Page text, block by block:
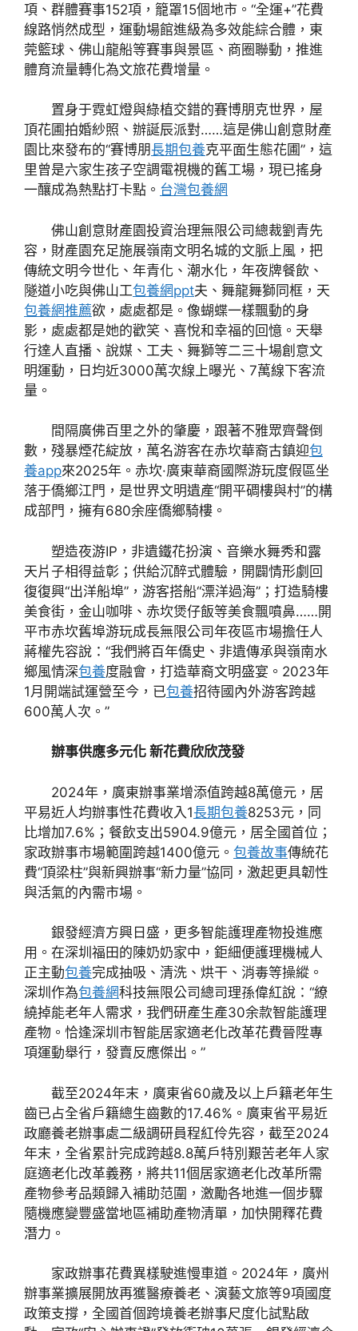
項、群體賽事152項，籠罩15個地市。“全運+”花費
線路悄然成型，運動場館進級為多效能綜合體，東
莞籃球、佛山龍船等賽事與景區、商圈聯動，推進
體育流量轉化為文旅花費增量。
置身于霓虹燈與綠植交錯的賽博朋克世界，屋
頂花圃拍婚紗照、辦誕辰派對……這是佛山創意財產
園比來發布的“賽博朋長期包養克平面生態花圃”，這
里曾是六家生孩子空調電視機的舊工場，現已搖身
一釀成為熱點打卡點。 台灣包養網
佛山創意財產園投資治理無限公司總裁劉青先
容，財產園充足施展嶺南文明名城的文脈上風，把
傳統文明今世化、年青化、潮水化，年夜牌餐飲、
隧道小吃與佛山工包養網ppt夫、舞龍舞獅同框，天
包養網推薦欲，處處都是。像蝴蝶一樣飄動的身
影，處處都是她的歡笑、喜悅和幸福的回憶。天舉
行達人直播、說媒、工夫、舞獅等二三十場創意文
明運動，日均近3000萬次線上曝光、7萬線下客流
量。
間隔廣佛百里之外的肇慶，跟著不雅眾齊聲倒
數，殘暴煙花綻放，萬名游客在赤坎華裔古鎮迎包
養app來2025年。赤坎·廣東華裔國際游玩度假區坐
落于僑鄉江門，是世界文明遺產“開平碉樓與村”的構
成部門，擁有680余座僑鄉騎樓。
塑造夜游IP，非遺鐵花扮演、音樂水舞秀和露
天片子相得益彰；供給沉醉式體驗，開闢情形劇回
復復興“出洋船埠”，游客搭船“漂洋過海”；打造騎樓
美食街，金山咖啡、赤坎煲仔飯等美食飄噴鼻……開
平市赤坎舊埠游玩成長無限公司年夜區市場擔任人
蔣權先容說：“我們將百年僑史、非遺傳承與嶺南水
鄉風情深包養度融會，打造華裔文明盛宴。2023年
1月開端試運營至今，已包養招待國內外游客跨越
600萬人次。”
辦事供應多元化 新花費欣欣茂發
2024年，廣東辦事業增添值跨越8萬億元，居
平易近人均辦事性花費收入1長期包養8253元，同
比增加7.6%；餐飲支出5904.9億元，居全國首位；
家政辦事市場範圍跨越1400億元。 包養故事傳統花
費“頂梁柱”與新興辦事“新力量”協同，激起更具韌性
與活氣的內需市場。
銀發經濟方興日盛，更多智能護理產物投進應
用。在深圳福田的陳奶奶家中，鉅細便護理機械人
正主動包養完成抽吸、清洗、烘干、消毒等操縱。
深圳作為包養網科技無限公司總司理孫偉紅說：“繚
繞掉能老年人需求，我們研產生產30余款智能護理
產物。恰逢深圳市智能居家適老化改革花費晉陞專
項運動舉行，發賣反應傑出。”
截至2024年末，廣東省60歲及以上戶籍老年生
齒已占全省戶籍總生齒數的17.46%。廣東省平易近
政廳養老辦事處二級調研員程紅伶先容，截至2024
年末，全省累計完成跨越8.8萬戶特別艱苦老年人家
庭適老化改革義務，將共11個居家適老化改革所需
產物參考品類歸入補助范圍，激勵各地進一個步驟
隨機應變豐盛當地區補助產物清單，加快開釋花費
潛力。
家政辦事花費異樣駛進慢車道。2024年，廣州
辦事業擴展開放再獲醫療養老、演藝文旅等9項國度
政策支撐，全國首個跨境養老辦事尺度化試點啟